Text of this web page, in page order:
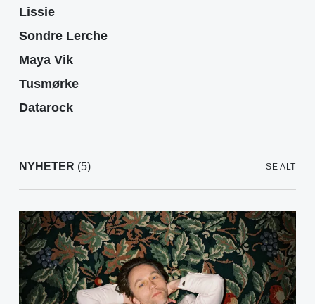
Lissie
Sondre Lerche
Maya Vik
Tusmørke
Datarock
NYHETER (5) SE ALT